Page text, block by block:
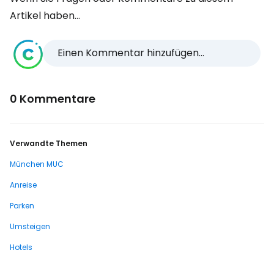
Artikel haben...
Einen Kommentar hinzufügen...
0 Kommentare
Verwandte Themen
München MUC
Anreise
Parken
Umsteigen
Hotels